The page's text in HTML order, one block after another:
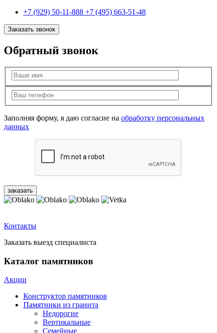
+7 (929) 50-11-888 +7 (495) 663-51-48
Заказать звонок
Обратный звонок
Заполняя форму, я даю согласие на обработку персональных
данных
Контакты
Заказать выезд специалиста
Каталог памятников
Акции
Конструктор памятников
Памятники из гранита
Недорогие
Вертикальные
Семейные